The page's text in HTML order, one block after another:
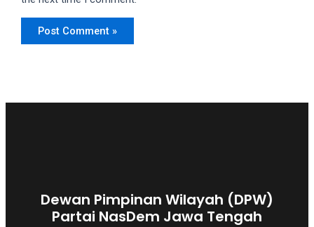
Dewan Pimpinan Wilayah (DPW)
Partai NasDem Jawa Tengah